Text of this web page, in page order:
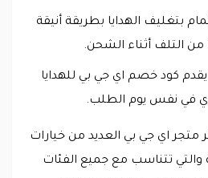
بتغليف الهدايا بطريقة أنيقة
من التلف أثناء الشحن.
يقدم كود خصم اي جي بي للهدايا
في نفس يوم الطلب.
متجر اي جي بي العديد من خيارات
والتي تتناسب مع جميع الفئات